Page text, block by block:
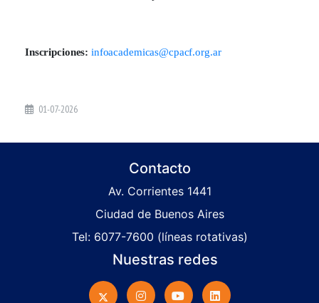
Inscripciones: infoacademicas@cpacf.org.ar
01-07-2026
Contacto
Av. Corrientes 1441
Ciudad de Buenos Aires
Tel: 6077-7600 (líneas rotativas)
Nuestras redes